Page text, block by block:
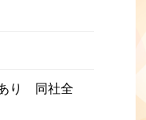
あり 同社全